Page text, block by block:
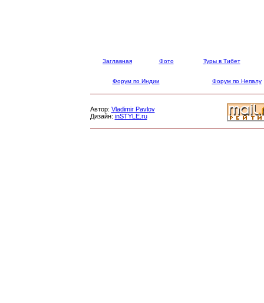
Заглавная Фото Туры в Тибет
Форум по Индии Форум по Непалу
Автор: Vladimir Pavlov
Дизайн: inSTYLE.ru